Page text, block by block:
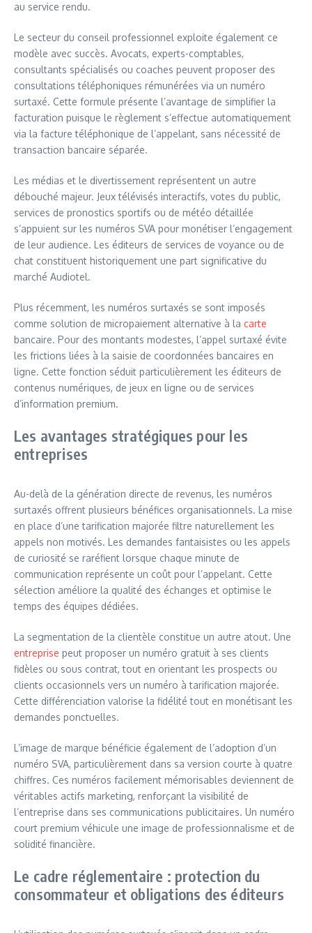
au service rendu.
Le secteur du conseil professionnel exploite également ce
modèle avec succès. Avocats, experts-comptables,
consultants spécialisés ou coaches peuvent proposer des
consultations téléphoniques rémunérées via un numéro
surtaxé. Cette formule présente l’avantage de simplifier la
facturation puisque le règlement s’effectue automatiquement
via la facture téléphonique de l’appelant, sans nécessité de
transaction bancaire séparée.
Les médias et le divertissement représentent un autre
débouché majeur. Jeux télévisés interactifs, votes du public,
services de pronostics sportifs ou de météo détaillée
s’appuient sur les numéros SVA pour monétiser l’engagement
de leur audience. Les éditeurs de services de voyance ou de
chat constituent historiquement une part significative du
marché Audiotel.
Plus récemment, les numéros surtaxés se sont imposés
comme solution de micropaiement alternative à la carte
bancaire. Pour des montants modestes, l’appel surtaxé évite
les frictions liées à la saisie de coordonnées bancaires en
ligne. Cette fonction séduit particulièrement les éditeurs de
contenus numériques, de jeux en ligne ou de services
d’information premium.
Les avantages stratégiques pour les
entreprises
Au-delà de la génération directe de revenus, les numéros
surtaxés offrent plusieurs bénéfices organisationnels. La mise
en place d’une tarification majorée filtre naturellement les
appels non motivés. Les demandes fantaisistes ou les appels
de curiosité se raréfient lorsque chaque minute de
communication représente un coût pour l’appelant. Cette
sélection améliore la qualité des échanges et optimise le
temps des équipes dédiées.
La segmentation de la clientèle constitue un autre atout. Une
entreprise peut proposer un numéro gratuit à ses clients
fidèles ou sous contrat, tout en orientant les prospects ou
clients occasionnels vers un numéro à tarification majorée.
Cette différenciation valorise la fidélité tout en monétisant les
demandes ponctuelles.
L’image de marque bénéficie également de l’adoption d’un
numéro SVA, particulièrement dans sa version courte à quatre
chiffres. Ces numéros facilement mémorisables deviennent de
véritables actifs marketing, renforçant la visibilité de
l’entreprise dans ses communications publicitaires. Un numéro
court premium véhicule une image de professionnalisme et de
solidité financière.
Le cadre réglementaire : protection du
consommateur et obligations des éditeurs